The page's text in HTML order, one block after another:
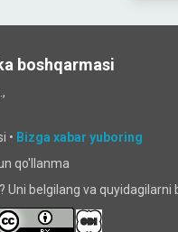
boshqarmasi
• Bizga xabar yuboring
qo'llanma
belgilang va quyidagilarni